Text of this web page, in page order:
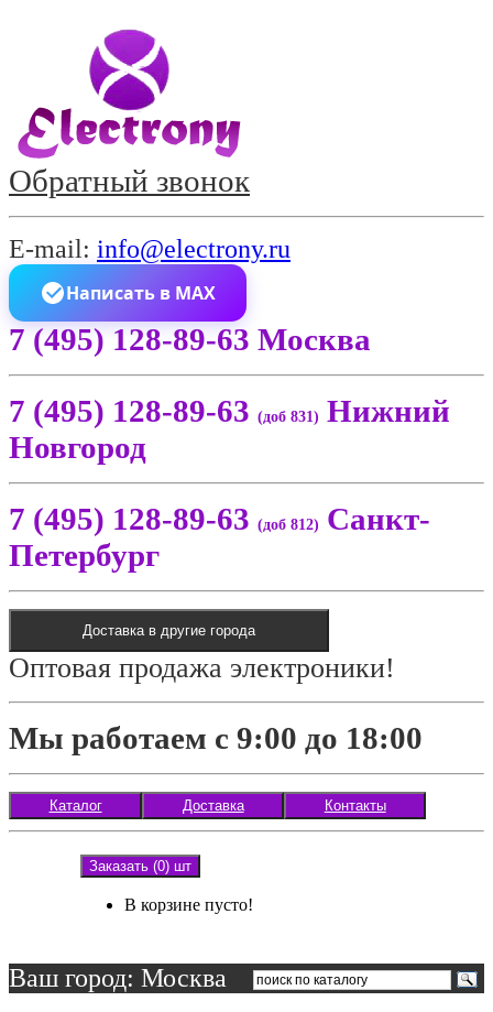
Обратный звонок
E-mail: info@electrony.ru
Написать в MAX
7 (495) 128-89-63 Москва
7 (495) 128-89-63 (доб 831) Нижний
Новгород
7 (495) 128-89-63 (доб 812) Санкт-
Петербург
Доставка в другие города
Оптовая продажа электроники!
Мы работаем с 9:00 до 18:00
Каталог Доставка Контакты
Заказать (0) шт
В корзине пусто!
Ваш город: Москва